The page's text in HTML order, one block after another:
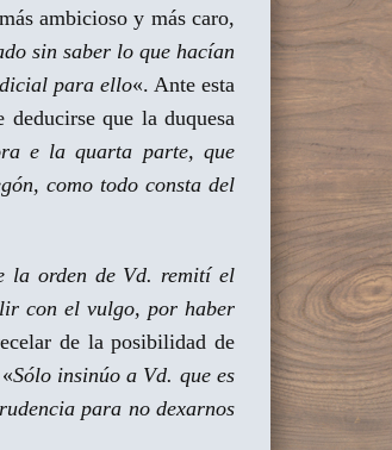
ambicioso y más caro,
sin saber lo que hacían
para ello«. Ante esta
que la duquesa
e la quarta parte, que
como todo consta del
la orden de Vd. remití el
con el vulgo, por haber
de la posibilidad de
Sólo insinúo a Vd. que es
para no dexarnos